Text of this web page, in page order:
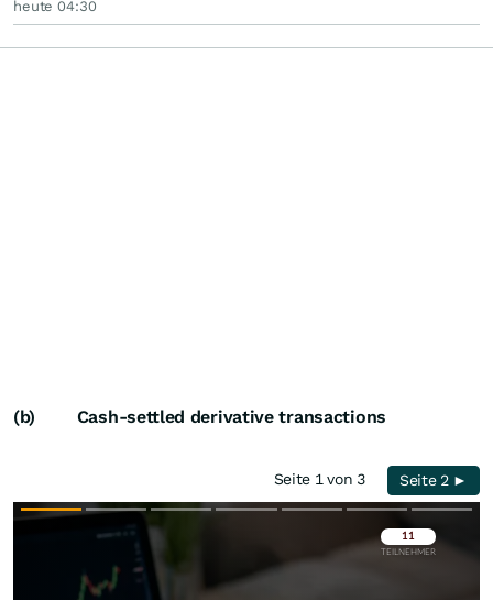
heute 04:30
(b) Cash-settled derivative transactions
Seite 1 von 3 Seite 2 ►